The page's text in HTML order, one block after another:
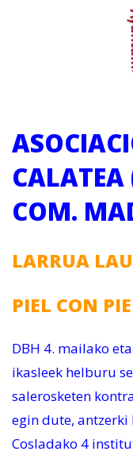
CALATEA
COM.
LARRUA
PIEL CON
DBH 4. mailako
ikasleek helburu
salerosketen
egin dute,
Cosladako 4